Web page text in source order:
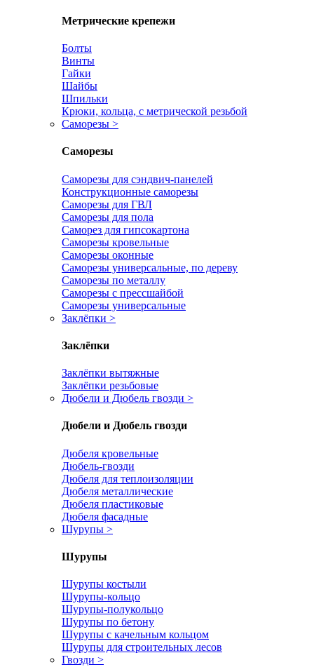
Метрические крепежи
Болты
Винты
Гайки
Шайбы
Шпильки
Крюки, кольца, с метрической резьбой
Саморезы >
Саморезы
Саморезы для сэндвич-панелей
Конструкционные саморезы
Саморезы для ГВЛ
Саморезы для пола
Саморез для гипсокартона
Саморезы кровельные
Саморезы оконные
Саморезы универсальные, по дереву
Саморезы по металлу
Саморезы с прессшайбой
Саморезы универсальные
Заклёпки >
Заклёпки
Заклёпки вытяжные
Заклёпки резьбовые
Дюбели и Дюбель гвозди >
Дюбели и Дюбель гвозди
Дюбеля кровельные
Дюбель-гвозди
Дюбеля для теплоизоляции
Дюбеля металлические
Дюбеля пластиковые
Дюбеля фасадные
Шурупы >
Шурупы
Шурупы костыли
Шурупы-кольцо
Шурупы-полукольцо
Шурупы по бетону
Шурупы с качельным кольцом
Шурупы для строительных лесов
Гвозди >